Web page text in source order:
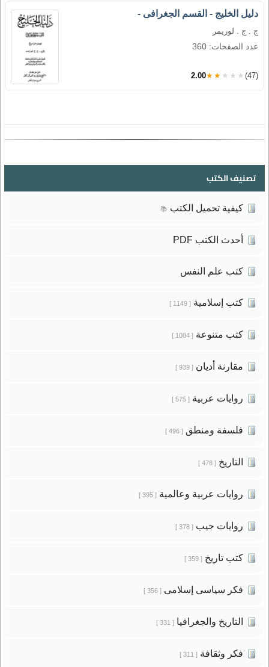
دليل الخليج - القسم الجغرافى -
ج . ج . لوريمر
عدد الصفحات: 360
2.00★★★★★ (47)
تصنيف الكتب
كيفية تحميل الكتب 📚
أحدث الكتب PDF
كتب علم النفس
كتب إسلامية[ 1149 ]
كتب متنوعة[ 1084 ]
مقارنة أديان[ 939 ]
روايات عربية[ 575 ]
فلسفة ومنطق[ 496 ]
التاريخ[ 478 ]
روايات عربية وعالمية[ 395 ]
روايات جيب[ 378 ]
كتب تاريخ[ 359 ]
فكر سياسى إسلامى[ 356 ]
التاريخ والجغرافيا[ 331 ]
فكر وثقافة[ 311 ]